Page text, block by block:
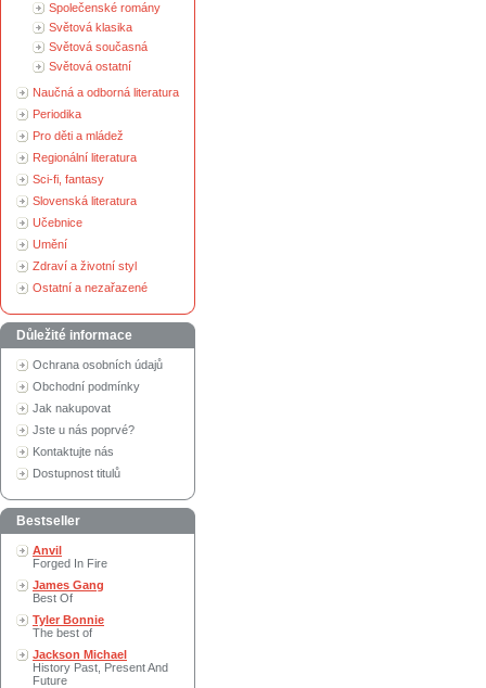
Společenské romány
Světová klasika
Světová současná
Světová ostatní
Naučná a odborná literatura
Periodika
Pro děti a mládež
Regionální literatura
Sci-fi, fantasy
Slovenská literatura
Učebnice
Umění
Zdraví a životní styl
Ostatní a nezařazené
Důležité informace
Ochrana osobních údajů
Obchodní podmínky
Jak nakupovat
Jste u nás poprvé?
Kontaktujte nás
Dostupnost titulů
Bestseller
Anvil
Forged In Fire
James Gang
Best Of
Tyler Bonnie
The best of
Jackson Michael
History Past, Present And
Future